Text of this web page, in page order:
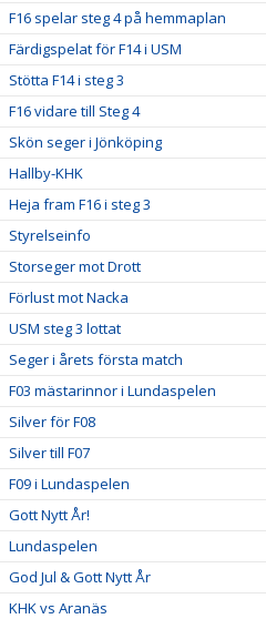
F16 spelar steg 4 på hemmaplan
Färdigspelat för F14 i USM
Stötta F14 i steg 3
F16 vidare till Steg 4
Skön seger i Jönköping
Hallby-KHK
Heja fram F16 i steg 3
Styrelseinfo
Storseger mot Drott
Förlust mot Nacka
USM steg 3 lottat
Seger i årets första match
F03 mästarinnor i Lundaspelen
Silver för F08
Silver till F07
F09 i Lundaspelen
Gott Nytt År!
Lundaspelen
God Jul & Gott Nytt År
KHK vs Aranäs